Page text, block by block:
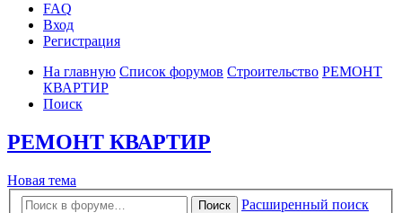
FAQ
Вход
Регистрация
На главную Список форумов Строительство РЕМОНТ
КВАРТИР
Поиск
РЕМОНТ КВАРТИР
Новая
тема
Новая тема
Поиск
Расширенный поиск